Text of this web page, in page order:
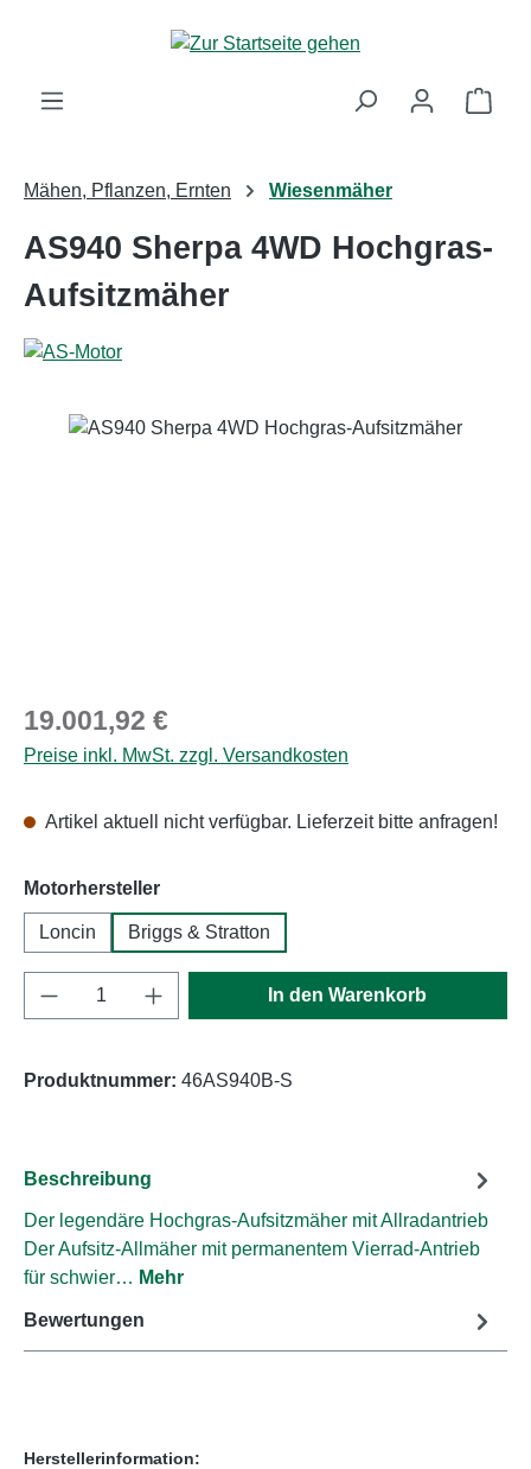
Zum Hauptinhalt springen
Mähen, Pflanzen, Ernten Wiesenmäher
AS940 Sherpa 4WD Hochgras-
Aufsitzmäher
Regulärer Preis:
19.001,92 €
Preise inkl. MwSt. zzgl. Versandkosten
Artikel aktuell nicht verfügbar. Lieferzeit bitte anfragen!
Motorherstellerauswählen
Loncin Briggs & Stratton
Produkt Anzahl: Gib den gewünschten
In den Warenkorb
Produktnummer: 46AS940B-S
Beschreibung
Der legendäre Hochgras-Aufsitzmäher mit Allradantrieb
Der Aufsitz-Allmäher mit permanentem Vierrad-Antrieb
für schwier… Mehr
Bewertungen
Herstellerinformation: